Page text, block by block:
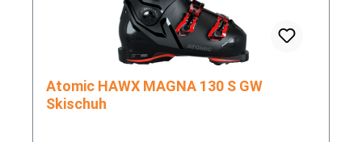
Atomic HAWX MAGNA 130 S GW
Skischuh